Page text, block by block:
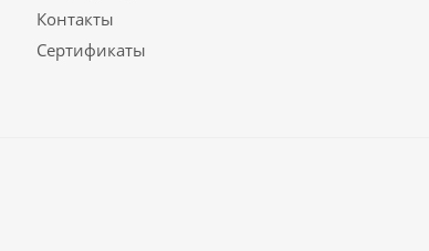
Контакты
Сертификаты